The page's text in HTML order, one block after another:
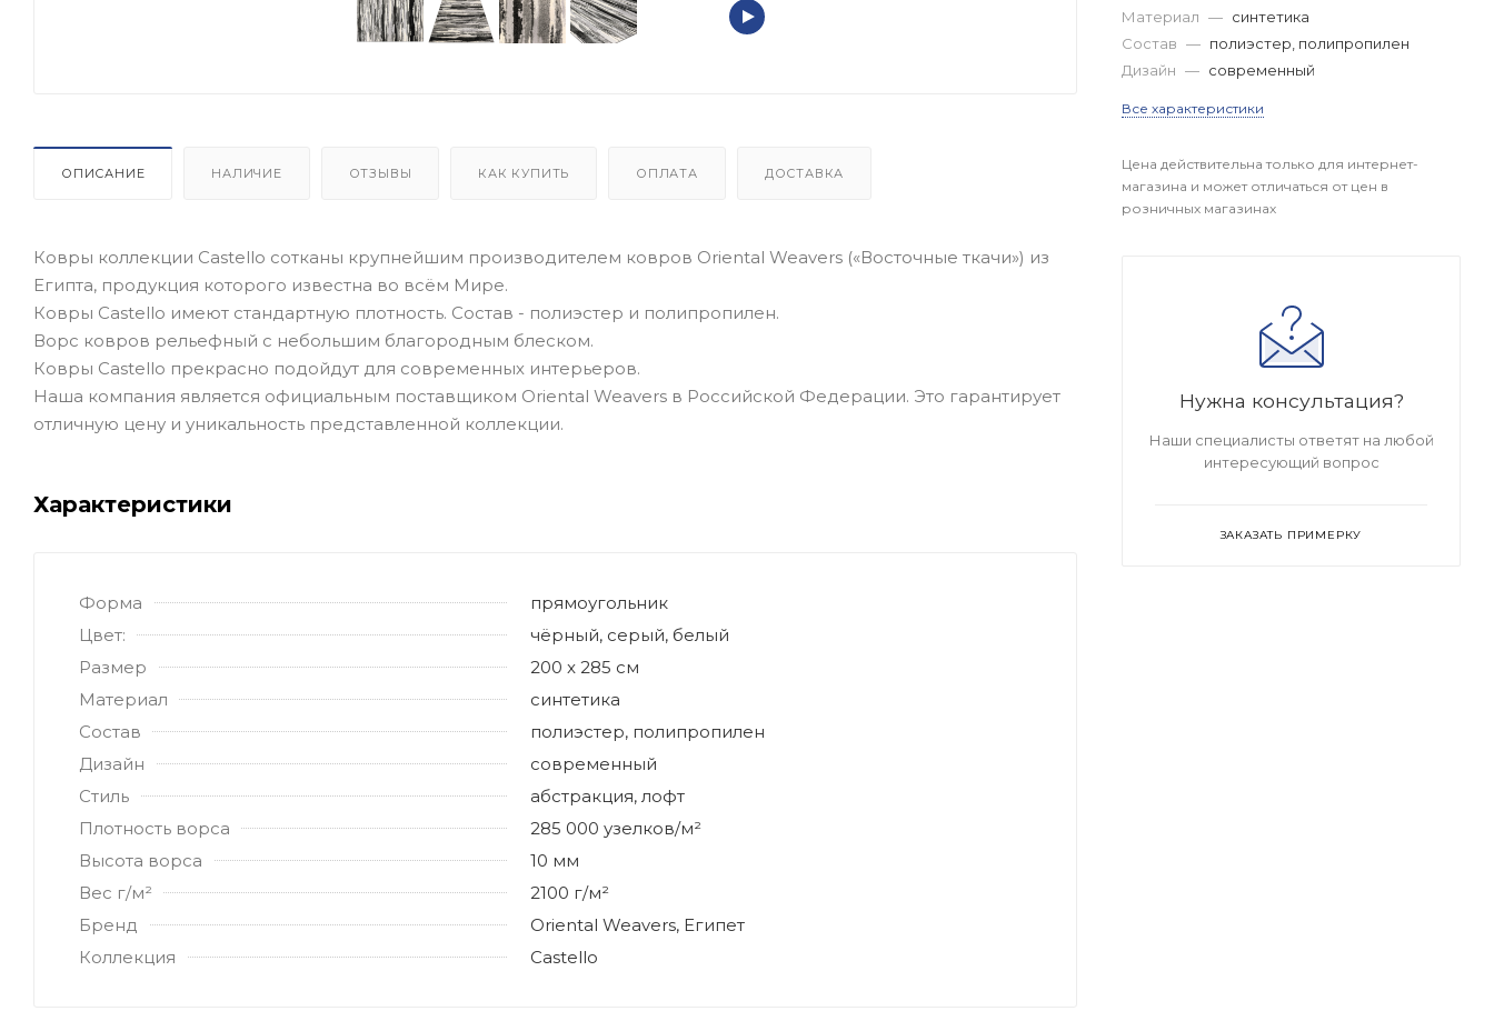
ОПИСАНИЕ НАЛИЧИЕ ОТЗЫВЫ КАК КУПИТЬ ОПЛАТА ДОСТАВКА
Ковры коллекции Castello сотканы крупнейшим производителем ковров Oriental Weavers («Восточные ткачи») из
Египта, продукция которого известна во всём Мире.
Ковры Castello имеют стандартную плотность. Состав - полиэстер и полипропилен.
Ворс ковров рельефный с небольшим благородным блеском.
Ковры Castello прекрасно подойдут для современных интерьеров.
Наша компания является официальным поставщиком Oriental Weavers в Российской Федерации. Это гарантирует
отличную цену и уникальность представленной коллекции.
Характеристики
Форма
прямоугольник
Цвет:
чёрный, серый, белый
Размер
200 x 285 см
Материал
синтетика
Состав
полиэстер, полипропилен
Дизайн
современный
Стиль
абстракция, лофт
Плотность ворса
285 000 узелков/м²
Высота ворса
10 мм
Вес г/м²
2100 г/м²
Бренд
Oriental Weavers, Египет
Коллекция
Castello
Материал — синтетика
Состав — полиэстер, полипропилен
Дизайн — современный
Все характеристики
Цена действительна только для интернет-
магазина и может отличаться от цен в
розничных магазинах
Нужна консультация?
Наши специалисты ответят на любой
интересующий вопрос
ЗАКАЗАТЬ ПРИМЕРКУ